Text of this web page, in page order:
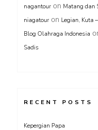
nagantour on Matang dan
niagatour on Legian, Kuta
Blog Olahraga Indonesia
Sadis
RECENT POSTS
Kepergian Papa